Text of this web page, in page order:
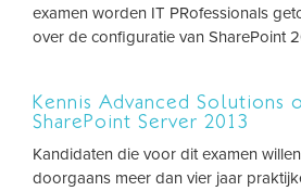
examen worden IT PRofessionals
over de configuratie van SharePoint
Kennis Advanced Solutions
SharePoint Server 2013
Kandidaten die voor dit examen
doorgaans meer dan vier jaar